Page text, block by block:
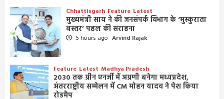
Chhattisgarh Feature Latest
मुख्यमंत्री साय ने की जनसंपर्क विभाग के ‘मुस्कुराता
बस्तर’ पहल की सराहना
5 hours ago Arvind Rajak
Feature Latest Madhya Pradesh
2030 तक ग्रीन एनर्जी में अग्रणी बनेगा मध्यप्रदेश,
अंतरराष्ट्रीय सम्मेलन में CM मोहन यादव ने पेश किया
रोडमैप